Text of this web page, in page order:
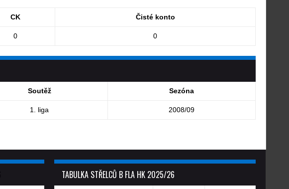
CK Čisté konto
0 0
Soutěž Sezóna
1. liga 2008/09
TABULKA STŘELCŮ B FLA HK 2025/26